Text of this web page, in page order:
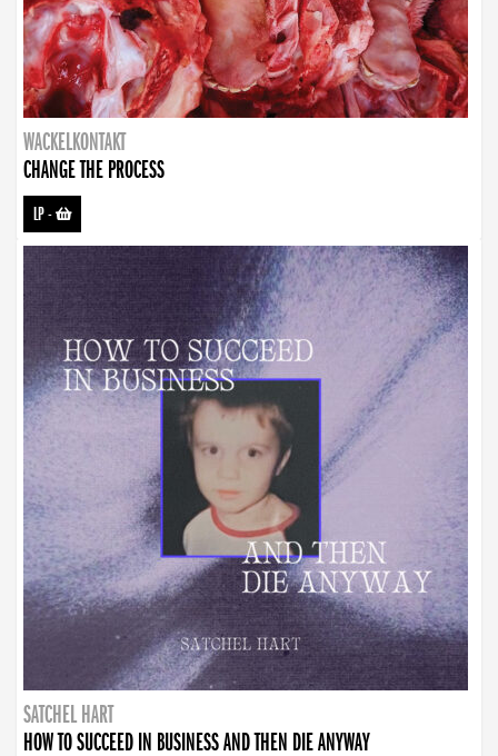
WACKELKONTAKT
CHANGE THE PROCESS
LP-
SATCHEL HART
HOW TO SUCCEED IN BUSINESS AND THEN DIE ANYWAY